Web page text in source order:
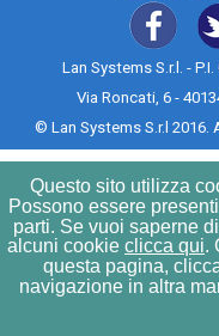
Lan Systems S.r.l. -
Via Roncati, 6 -
© Lan Systems S.r.l 2016.
Questo sito utilizza
Possono essere
parti. Se vuoi saperne
alcuni cookie clicca qui.
questa pagina,
navigazione in altra